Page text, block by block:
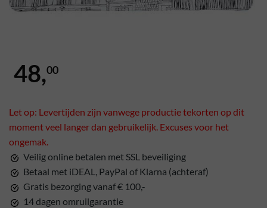
48,00
Let op: Levertijden zijn vanwege productie tekorten op dit
moment veel langer dan gebruikelijk. Excuses voor het
ongemak.
Veilig online betalen met SSL beveiliging
Betaal met iDEAL, PayPal of Klarna (achteraf)
Gratis bezorging vanaf € 100,-
14 dagen omruilgarantie